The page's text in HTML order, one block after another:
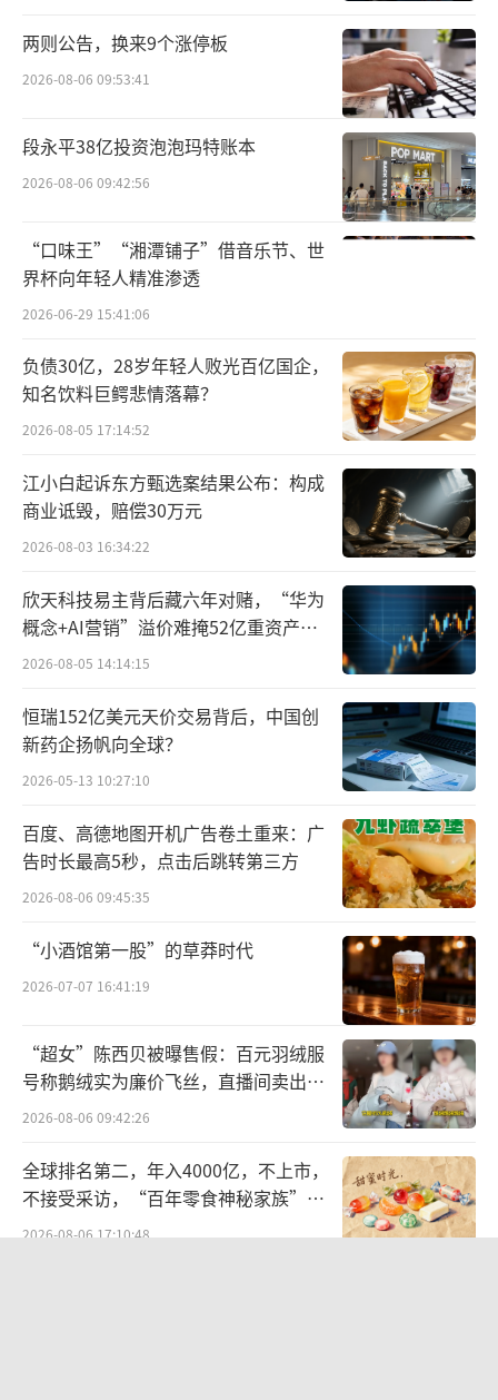
元，同比增长0.7%，实现止跌回升。其中，葡
萄酒品类的较大增长是其中重要的驱动力，数
据显示，2024年1-5月，我国葡萄酒进口延续向
好态势，量额止跌双升，其中进口额为5.1亿美
元，同比增长10.5%，增幅较1-4月扩大9个
得益于澳洲葡萄酒的回归，强势带动≤2L
瓶装葡萄酒进口继续向好，进口额提速上行，
进口量亦止跌回升。王旭伟介绍，今年前5个
月，≤2L瓶装葡萄酒的进口额为4.5亿美元，同
比增长13%，增幅较1-4月扩大近13个点，进口
进口额增幅大于进口量，背后指向的是进
口均价的不断提升。王旭伟介绍，近10年来，
我国瓶装进口葡萄酒的进口均价呈现持续增长
的趋势，截至今年5月份，我国进口葡萄酒的进
口均价为7.65美元/升，较2013年几乎翻倍。
王旭伟表示，进口均价不断提升背后有多
方面原因，其中国际贸易环境变化、原材料上
涨、通货膨胀等是主要因素，“这也表明我国
葡萄酒消费的品质化、集中化。”
澳洲葡萄酒回归两个月，进口额占比己攀
值得关注的是，澳洲葡萄酒在今年3月底宣
布正式回归，随即带动整个行业发生积极变
化。
在今年3月份之前，由于众所周知的原因，
澳洲葡萄酒在我国的市场份额从第一断崖式下
降，至2023年底，澳洲葡萄酒在我国进口来源
国份额排名中已经在30名开外，几乎可以忽略
不计。
两则公告，换来9个涨停板
2026-08-06 09:53:41
段永平38亿投资泡泡玛特账本
2026-08-06 09:42:56
“口味王”“湘潭铺子”借音乐节、世
界杯向年轻人精准渗透
2026-06-29 15:41:06
负债30亿，28岁年轻人败光百亿国企，
知名饮料巨鳄悲情落幕？
2026-08-05 17:14:52
江小白起诉东方甄选案结果公布：构成
商业诋毁，赔偿30万元
2026-08-03 16:34:22
欣天科技易主背后藏六年对赌，“华为
概念+AI营销”溢价难掩52亿重资产考
验
2026-08-05 14:14:15
恒瑞152亿美元天价交易背后，中国创
新药企扬帆向全球？
2026-05-13 10:27:10
百度、高德地图开机广告卷土重来：广
告时长最高5秒，点击后跳转第三方
2026-08-06 09:45:35
“小酒馆第一股”的草莽时代
2026-07-07 16:41:19
“超女”陈西贝被曝售假：百元羽绒服
号称鹅绒实为廉价飞丝，直播间卖出超
百万元
2026-08-06 09:42:26
全球排名第二，年入4000亿，不上市，
不接受采访，“百年零食神秘家族”浮
出水面？
2026-08-06 17:10:48